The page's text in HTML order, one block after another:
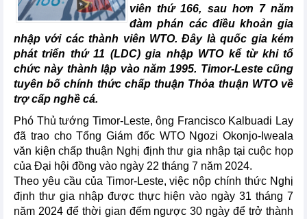
viên thứ 166, sau hơn 7 năm
đàm phán các điều khoản gia
nhập với các thành viên WTO. Đây là quốc gia kém
phát triển thứ 11 (LDC) gia nhập WTO kể từ khi tổ
chức này thành lập vào năm 1995. Timor-Leste cũng
tuyên bố chính thức chấp thuận Thỏa thuận WTO về
trợ cấp nghề cá.
Phó Thủ tướng Timor-Leste, ông Francisco Kalbuadi Lay
đã trao cho Tổng Giám đốc WTO Ngozi Okonjo-Iweala
văn kiện chấp thuận Nghị định thư gia nhập tại cuộc họp
của Đại hội đồng vào ngày 22 tháng 7 năm 2024.
Theo yêu cầu của Timor-Leste, việc nộp chính thức Nghị
định thư gia nhập được thực hiện vào ngày 31 tháng 7
năm 2024 để thời gian đếm ngược 30 ngày để trở thành